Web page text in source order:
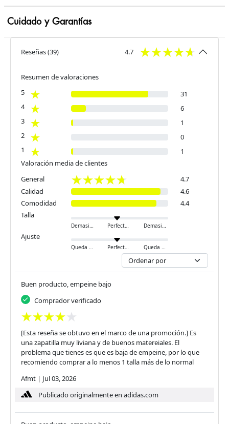
Cuidado y Garantías
Reseñas(39) 4.7
Resumen de valoraciones
5
31
4
6
3
1
2
0
1
1
Valoración media de clientes
General
4.7
Calidad
4.6
Comodidad
4.4
Talla
Demasiado pequeño Perfecto Demasiado grande
Ajuste
Queda ajustado Perfecto Queda holgado
Buen producto, empeine bajo
Comprador verificado
[Esta reseña se obtuvo en el marco de una promoción.] Es
una zapatilla muy liviana y de buenos matereiales. El
problema que tienes es que es baja de empeine, por lo que
recomiendo comprar a lo menos 1 talla más de lo normal
Afmt | Jul 03, 2026
Publicado originalmente en adidas.com